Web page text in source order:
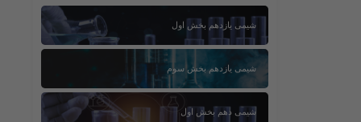
شیمی یازدهم بخش اول
شیمی یازدهم بخش سوم
شیمی دهم بخش اول